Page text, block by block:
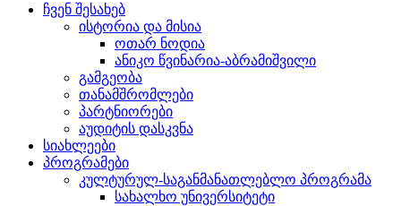
ჩვენ შესახებ
ისტორია და მისია
ოთარ ნოდია
ანიკო წვინარია-აბრამიშვილი
გამგეობა
თანამშრომლები
პარტნიორები
აუდიტის დასკვნა
სიახლეები
პროგრამები
კულტურულ-საგანმანათლებლო პროგრამა
სახალხო უნივერსიტეტი